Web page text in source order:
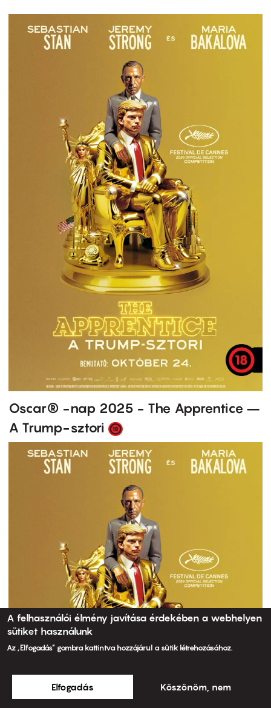
Oscar® -nap 2025 - The Apprentice –
A Trump-sztori
A felhasználói élmény javítása érdekében a webhelyen
sütiket használunk
Az „Elfogadás” gombra kattintva hozzájárul a sütik létrehozásához.
Elfogadás Köszönöm, nem